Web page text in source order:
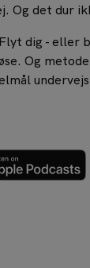
Og det dur
dig -
Og